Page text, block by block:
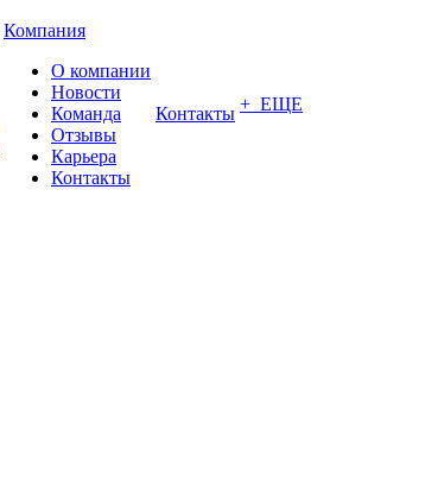
Компания
О компании
Новости
Команда
Отзывы
Карьера
Контакты
Контакты + ЕЩЕ